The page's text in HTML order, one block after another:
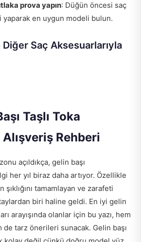
prova yapın: Düğün öncesi saç
yaparak en uygun modeli bulun.
Diğer Saç Aksesuarlarıyla
Taşlı Toka
Rehberi
açıldıkça, gelin başı
her yıl biraz daha artıyor. Özellikle
tamamlayan ve zarafeti
biri haline geldi. En iyi gelin
arayışında olanlar için bu yazı, hem
de tarz önerileri sunacak. Gelin başı